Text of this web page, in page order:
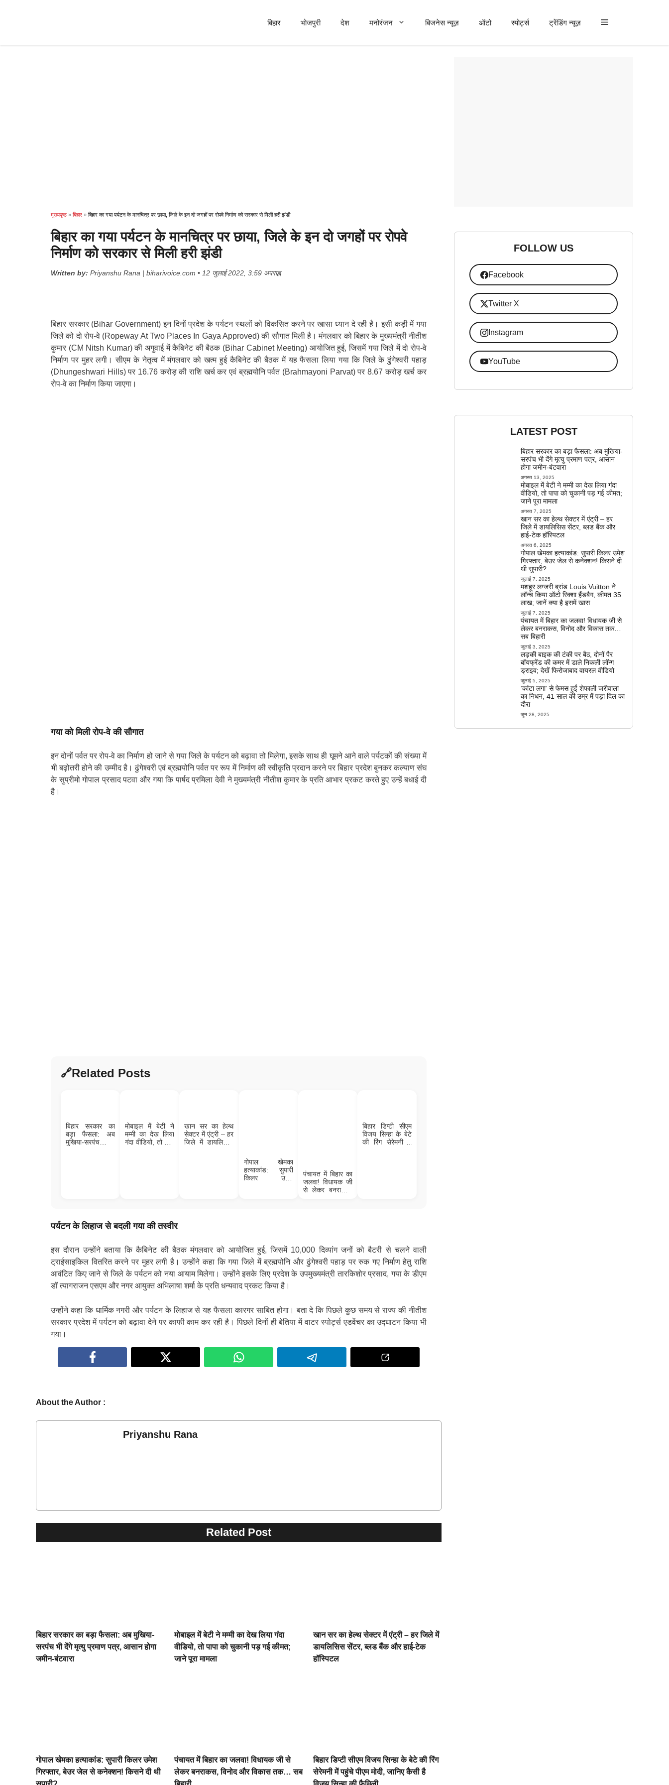
बिहार भोजपुरी देश मनोरंजन बिजनेस न्यूज़ ऑटो स्पोर्ट्स ट्रेंडिंग न्यूज़
मुख्यपृष्ठ » बिहार » बिहार का गया पर्यटन के मानचित्र पर छाया, जिले के इन दो जगहों पर रोपवे निर्माण को सरकार से मिली हरी झंडी
बिहार का गया पर्यटन के मानचित्र पर छाया, जिले के इन दो जगहों पर रोपवे
निर्माण को सरकार से मिली हरी झंडी
Written by: Priyanshu Rana | biharivoice.com • 12 जुलाई 2022, 3:59 अपराह्न
बिहार सरकार (Bihar Government) इन दिनों प्रदेश के पर्यटन स्थलों को विकसित करने पर खासा ध्यान दे रही है। इसी कड़ी में गया
जिले को दो रोप-वे (Ropeway At Two Places In Gaya Approved) की सौगात मिली है। मंगलवार को बिहार के मुख्यमंत्री नीतीश
कुमार (CM Nitsh Kumar) की अगुवाई में कैबिनेट की बैठक (Bihar Cabinet Meeting) आयोजित हुई, जिसमें गया जिले में दो रोप-वे
निर्माण पर मुहर लगी। सीएम के नेतृत्व में मंगलवार को खत्म हुई कैबिनेट की बैठक में यह फैसला लिया गया कि जिले के ढुंगेश्वरी पहाड़
(Dhungeshwari Hills) पर 16.76 करोड़ की राशि खर्च कर एवं ब्रह्मयोनि पर्वत (Brahmayoni Parvat) पर 8.67 करोड़ खर्च कर
रोप-वे का निर्माण किया जाएगा।
गया को मिली रोप-वे की सौगात
इन दोनों पर्वत पर रोप-वे का निर्माण हो जाने से गया जिले के पर्यटन को बढ़ावा तो मिलेगा, इसके साथ ही घूमने आने वाले पर्यटकों की संख्या में
भी बढ़ोतरी होने की उम्मीद है। ढुंगेश्वरी एवं ब्रह्मयोनि पर्वत पर रूप में निर्माण की स्वीकृति प्रदान करने पर बिहार प्रदेश बुनकर कल्याण संघ
के सुप्रीमो गोपाल प्रसाद पटवा और गया कि पार्षद प्रमिला देवी ने मुख्यमंत्री नीतीश कुमार के प्रति आभार प्रकट करते हुए उन्हें बधाई दी
है।
Related Posts
बिहार सरकार का
बड़ा फैसला: अब
मुखिया-सरपंच भी
मोबाइल में बेटी ने
मम्मी का देख लिया
गंदा वीडियो, तो पापा
खान सर का हेल्थ
सेक्टर में एंट्री – हर
जिले में डायलिसिस
गोपाल खेमका
हत्याकांड: सुपारी
किलर उमेश
पंचायत में बिहार का
जलवा! विधायक जी
से लेकर बनराकस,
बिहार डिप्टी सीएम
विजय सिन्हा के बेटे
की रिंग सेरेमनी में
पर्यटन के लिहाज से बदली गया की तस्वीर
इस दौरान उन्होंने बताया कि कैबिनेट की बैठक मंगलवार को आयोजित हुई, जिसमें 10,000 दिव्यांग जनों को बैटरी से चलने वाली
ट्राईसाइकिल वितरित करने पर मुहर लगी है। उन्होंने कहा कि गया जिले में ब्रह्मयोनि और ढुंगेश्वरी पहाड़ पर रुक गए निर्माण हेतु राशि
आवंटित किए जाने से जिले के पर्यटन को नया आयाम मिलेगा। उन्होंने इसके लिए प्रदेश के उपमुख्यमंत्री तारकिशोर प्रसाद, गया के डीएम
डॉ त्यागराजन एसएम और नगर आयुक्त अभिलाषा शर्मा के प्रति धन्यवाद प्रकट किया है।
उन्होंने कहा कि धार्मिक नगरी और पर्यटन के लिहाज से यह फैसला कारगर साबित होगा। बता दे कि पिछले कुछ समय से राज्य की नीतीश
सरकार प्रदेश में पर्यटन को बढ़ावा देने पर काफी काम कर रही है। पिछले दिनों ही बेतिया में वाटर स्पोर्ट्स एडवेंचर का उद्घाटन किया भी
गया।
About the Author :
Priyanshu Rana
Related Post
बिहार सरकार का बड़ा फैसला: अब मुखिया-
सरपंच भी देंगे मृत्यु प्रमाण पत्र, आसान होगा
जमीन-बंटवारा
मोबाइल में बेटी ने मम्मी का देख लिया गंदा
वीडियो, तो पापा को चुकानी पड़ गई कीमत;
जाने पूरा मामला
खान सर का हेल्थ सेक्टर में एंट्री – हर जिले में
डायलिसिस सेंटर, ब्लड बैंक और हाई-टेक
हॉस्पिटल
गोपाल खेमका हत्याकांड: सुपारी किलर उमेश
गिरफ्तार, बेउर जेल से कनेक्शन! किसने दी थी
पंचायत में बिहार का जलवा! विधायक जी से
लेकर बनराकस, विनोद और विकास तक… सब
बिहार डिप्टी सीएम विजय सिन्हा के बेटे की रिंग
सेरेमनी में पहुंचे पीएम मोदी, जानिए कैसी है
FOLLOW US
Facebook
Twitter X
Instagram
YouTube
LATEST POST
बिहार सरकार का बड़ा फैसला: अब मुखिया-
सरपंच भी देंगे मृत्यु प्रमाण पत्र, आसान
होगा जमीन-बंटवारा
अगस्त 13, 2025
मोबाइल में बेटी ने मम्मी का देख लिया गंदा
वीडियो, तो पापा को चुकानी पड़ गई कीमत;
जाने पूरा मामला
अगस्त 7, 2025
खान सर का हेल्थ सेक्टर में एंट्री – हर
जिले में डायलिसिस सेंटर, ब्लड बैंक और
हाई-टेक हॉस्पिटल
अगस्त 6, 2025
गोपाल खेमका हत्याकांड: सुपारी किलर उमेश
गिरफ्तार, बेउर जेल से कनेक्शन! किसने दी
थी सुपारी?
जुलाई 7, 2025
मशहूर लग्जरी ब्रांड Louis Vuitton ने
लॉन्च किया ऑटो रिक्शा हैंडबैग, कीमत 35
लाख; जानें क्या है इसमें खास
जुलाई 7, 2025
पंचायत में बिहार का जलवा! विधायक जी से
लेकर बनराकस, विनोद और विकास तक…
सब बिहारी
जुलाई 3, 2025
लड़की बाइक की टंकी पर बैठ, दोनों पैर
बॉयफ्रेंड की कमर में डाले निकली लॉन्ग
ड्राइव; देखें फिरोजाबाद वायरल वीडियो
जुलाई 5, 2025
‘कांटा लगा’ से फेमस हुईं शेफाली जरीवाला
का निधन, 41 साल की उम्र में पड़ा दिल का
दौरा
जून 28, 2025